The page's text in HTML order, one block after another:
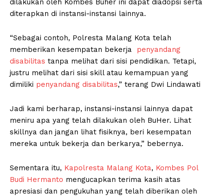
dilakukan oleh Kombes Buher ini dapat diadopsi serta
diterapkan di instansi-instansi lainnya.
“Sebagai contoh, Polresta Malang Kota telah
memberikan kesempatan bekerja penyandang
disabilitas tanpa melihat dari sisi pendidikan. Tetapi,
justru melihat dari sisi skill atau kemampuan yang
dimiliki penyandang disabilitas,” terang Dwi Lindawati
Jadi kami berharap, instansi-instansi lainnya dapat
meniru apa yang telah dilakukan oleh BuHer. Lihat
skillnya dan jangan lihat fisiknya, beri kesempatan
mereka untuk bekerja dan berkarya,” bebernya.
Sementara itu, Kapolresta Malang Kota, Kombes Pol
Budi Hermanto mengucapkan terima kasih atas
apresiasi dan pengukuhan yang telah diberikan oleh